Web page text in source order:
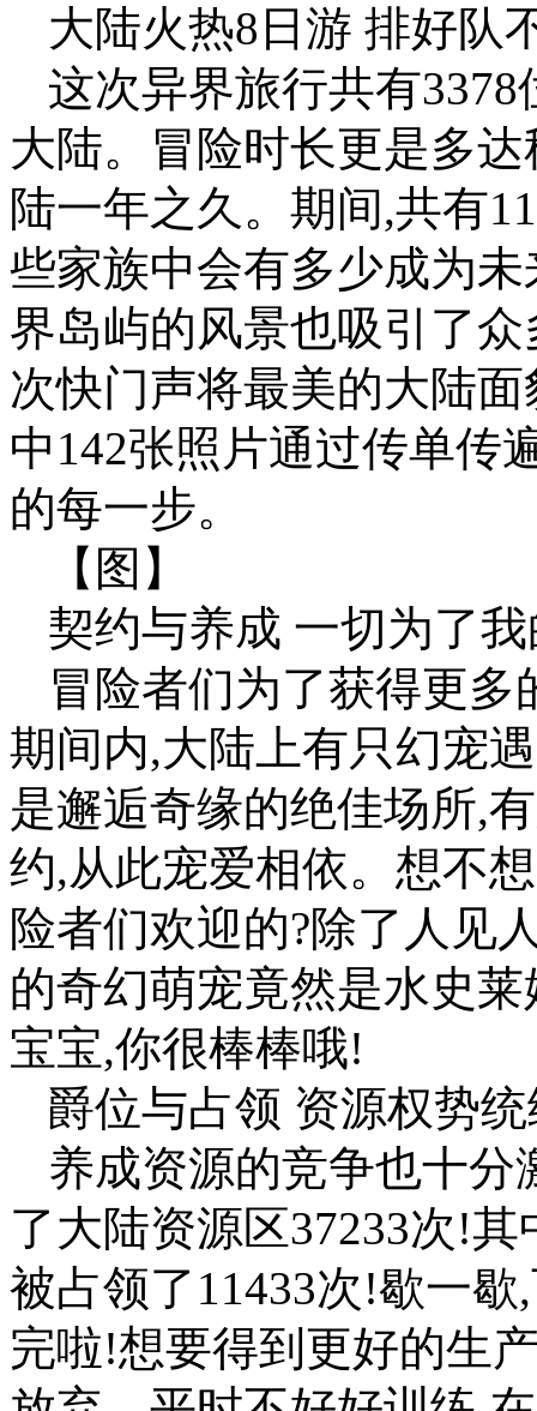
大陆火热8日游 排好队
这次异界旅行共有
大陆。冒险时长更是多
陆一年之久。期间,共有
些家族中会有多少成为
界岛屿的风景也吸引了
次快门声将最美的大陆
中142张照片通过传单传
的每一步。
【图】
契约与养成 一切为了
冒险者们为了获得更
期间内,大陆上有只幻宠
是邂逅奇缘的绝佳场所,
约,从此宠爱相依。想不
险者们欢迎的?除了人见
的奇幻萌宠竟然是水史
宝宝,你很棒棒哦!
爵位与占领 资源权势
养成资源的竞争也十
了大陆资源区37233次!
被占领了11433次!歇一
完啦!想要得到更好的生